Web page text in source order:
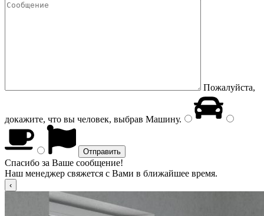
Пожалуйста,
докажите, что вы человек, выбрав Машину.
Спасибо за Ваше сообщение!
Наш менеджер свяжется с Вами в ближайшее время.